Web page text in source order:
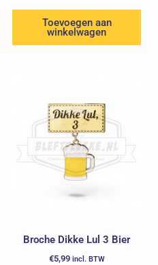
Toevoegen aan
winkelwagen
Broche Dikke Lul 3 Bier
€5,99 incl. BTW